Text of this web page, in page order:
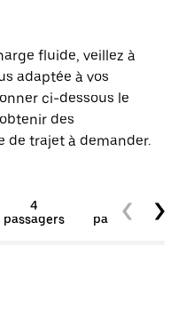
fluide, veillez à
adaptée à vos
ci-dessous le
des
de trajet à demander.
4
passagers
5+
passagers